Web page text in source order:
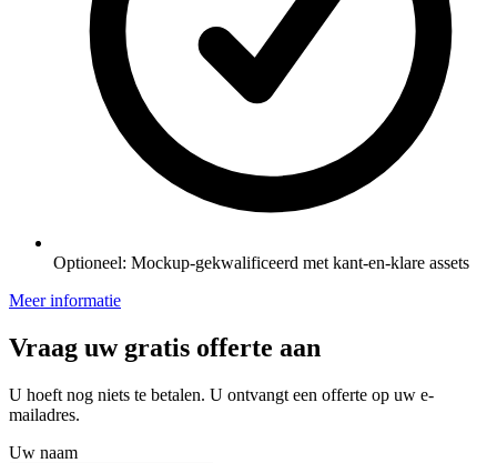
Optioneel: Mockup-gekwalificeerd met kant-en-klare assets
Meer informatie
Vraag uw gratis offerte aan
U hoeft nog niets te betalen. U ontvangt een offerte op uw e-
mailadres.
Uw naam